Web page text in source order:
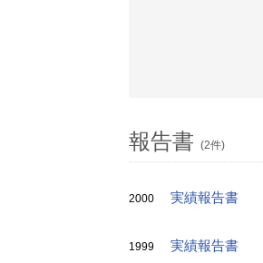
報告書 (2件)
2000 実績報告書
1999 実績報告書